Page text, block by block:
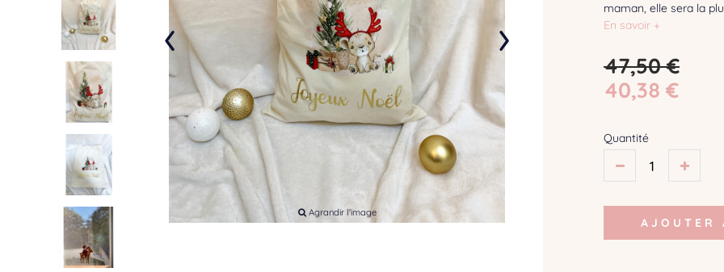
Agrandir l'image
‹ ›
maman, elle sera la
En savoir +
47,50 €
40,38 €
Quantité
AJOUTER